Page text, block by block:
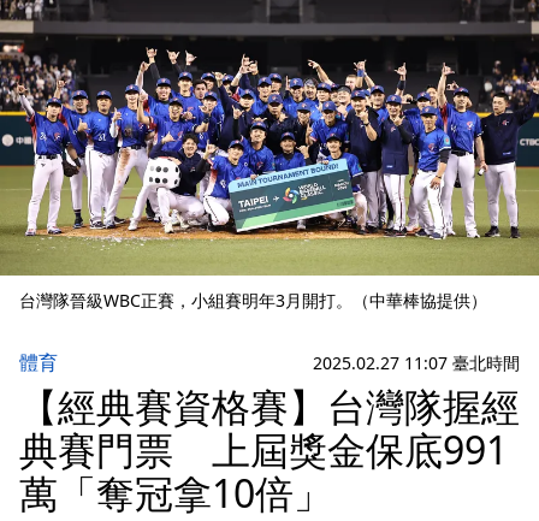
台灣隊晉級WBC正賽，小組賽明年3月開打。（中華棒協提供）
體育 2025.02.27 11:07 臺北時間
【經典賽資格賽】台灣隊握經
典賽門票 上屆獎金保底991
萬「奪冠拿10倍」